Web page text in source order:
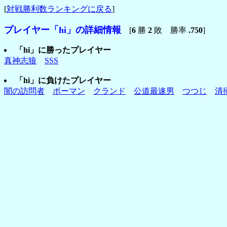
[対戦勝利数ランキングに戻る]
プレイヤー「hi」の詳細情報 [6 勝 2 敗 勝率 .750]
「hi」に勝ったプレイヤー
真神志狼
SSS
「hi」に負けたプレイヤー
闇の訪問者
ボーマン クランド 公道最速男 つつじ 清